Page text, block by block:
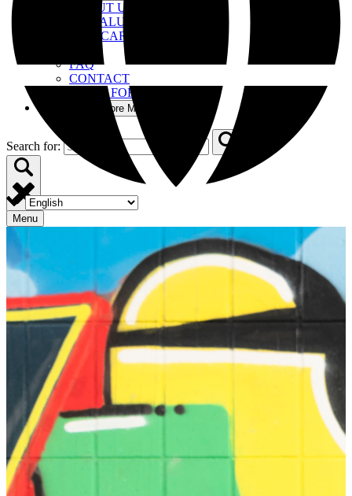
ABOUT US
OUR ALUMNI
GIFT CARDS
FAQ
CONTACT
BOOM FOR BUSINESS
Open More Menu
Search for:
Menu